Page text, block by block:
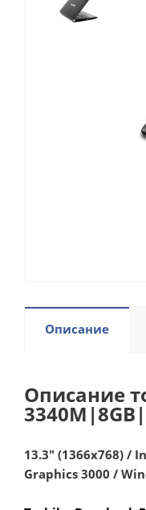
Описание
Описание
13.3" (1366х768) /
Graphics 3000 /